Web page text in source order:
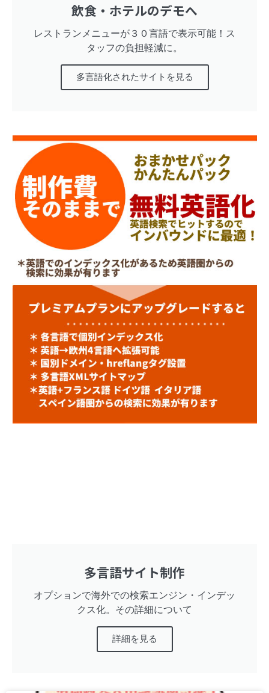
飲食・ホテルのデモへ
レストランメニューが３０言語で表示可能！ス
タッフの負担軽減に。
多言語化されたサイトを見る
多言語サイト制作
オプションで海外での検索エンジン・インデッ
クス化。その詳細について
詳細を見る